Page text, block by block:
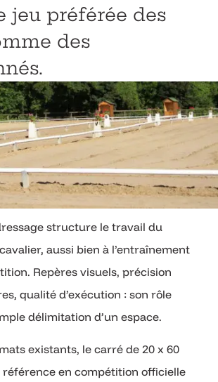
jeu préférée des
des
structure le travail du
aussi bien à l’entraînement
Repères visuels, précision
qualité d’exécution : son rôle
délimitation d’un espace.
existants, le carré de 20 x 60
référence en compétition officielle